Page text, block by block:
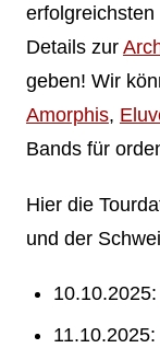
Details zur
geben! Wir
Amorphis,
Bands für
Hier die
und der
10.10.2025:
11.10.2025: